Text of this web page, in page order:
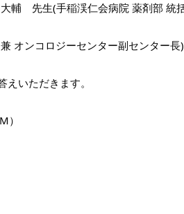
先生(手稲渓仁会病院 薬剤部 統
センター副センター長)
いただきます。
）